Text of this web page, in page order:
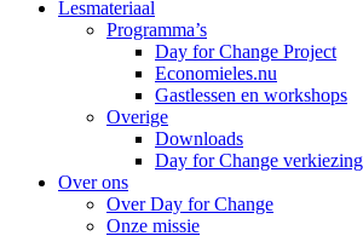
Lesmateriaal
Programma’s
Day for Change Project
Economieles.nu
Gastlessen en workshops
Overige
Downloads
Day for Change
Over ons
Over Day for Change
Onze missie